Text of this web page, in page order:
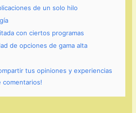
de un solo hilo
con ciertos programas
de opciones de gama alta
tus opiniones y experiencias
comentarios!